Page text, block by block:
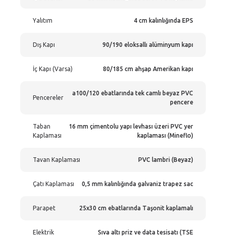
Yalıtım 4 cm kalınlığında EPS
Dış Kapı 90/190 eloksallı alüminyum kapı
İç Kapı (Varsa) 80/185 cm ahşap Amerikan kapı
Pencereler
a100/120 ebatlarında tek camlı beyaz PVC
pencere
Taban
Kaplaması
16 mm çimentolu yapı levhası üzeri PVC yer
kaplaması (Mineflo)
Tavan Kaplaması PVC lambri (Beyaz)
Çatı Kaplaması 0,5 mm kalınlığında galvaniz trapez sac
Parapet 25x30 cm ebatlarında Taşonit kaplamalı
Elektrik
Sıva altı priz ve data tesisatı (TSE